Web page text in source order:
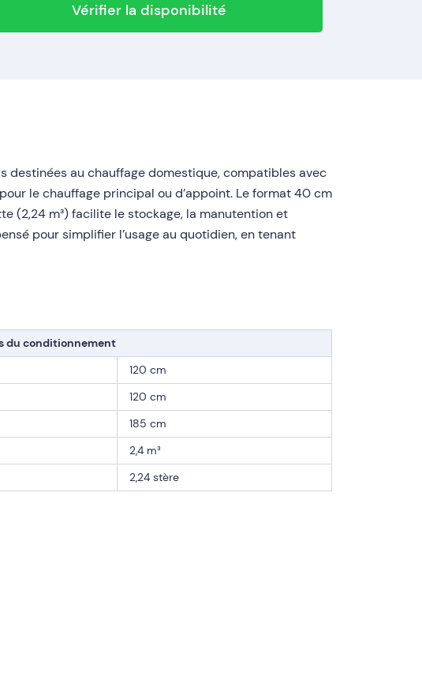
Vérifier la disponibilité
destinées au chauffage domestique, compatibles avec
le chauffage principal ou d’appoint. Le format 40 cm
(2,24 m³) facilite le stockage, la manutention et
pour simplifier l’usage au quotidien, en tenant
du conditionnement
120 cm
120 cm
185 cm
2,4 m³
2,24 stère